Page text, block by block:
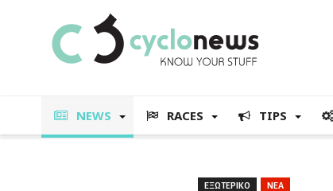
NEWS RACES TIPS
ΕΞΩΤΕΡΙΚΟ ΝΕΑ